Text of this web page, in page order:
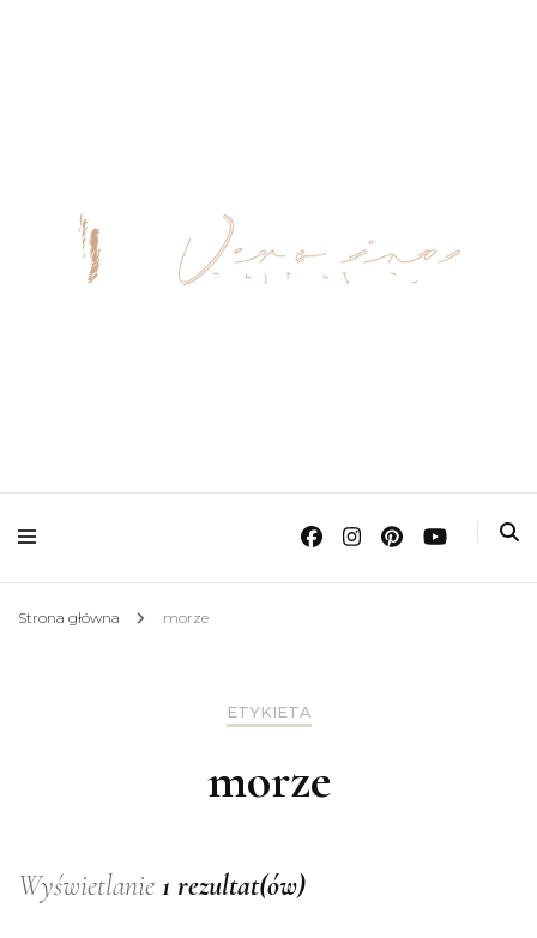
Strona główna morze
ETYKIETA
morze
Wyświetlanie 1 rezultat(ów)